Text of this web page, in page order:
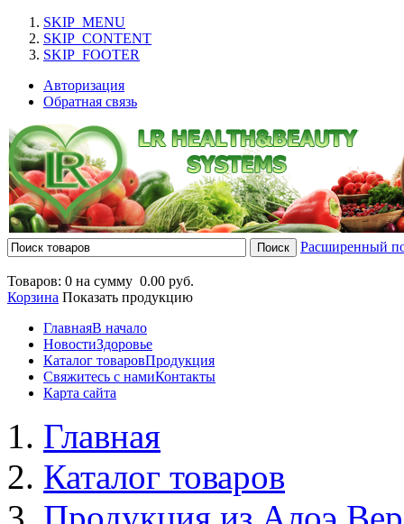
SKIP_MENU
SKIP_CONTENT
SKIP_FOOTER
Авторизация
Обратная связь
Расширенный
Товаров: 0 на сумму 0.00 руб.
Корзина Показать продукцию
ГлавнаяВ начало
НовостиЗдоровье
Каталог товаровПродукция
Свяжитесь с намиКонтакты
Карта сайта
Главная
Каталог товаров